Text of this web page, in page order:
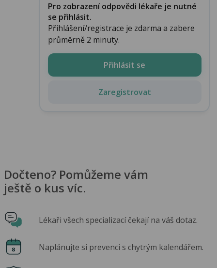
Pro zobrazení odpovědi lékaře je nutné
se přihlásit.
Přihlášení/registrace je zdarma a zabere
průměrně 2 minuty.
Přihlásit se
Zaregistrovat
Dočteno? Pomůžeme vám
ještě o kus víc.
Lékaři všech specializací čekají na váš dotaz.
Naplánujte si prevenci s chytrým kalendářem.